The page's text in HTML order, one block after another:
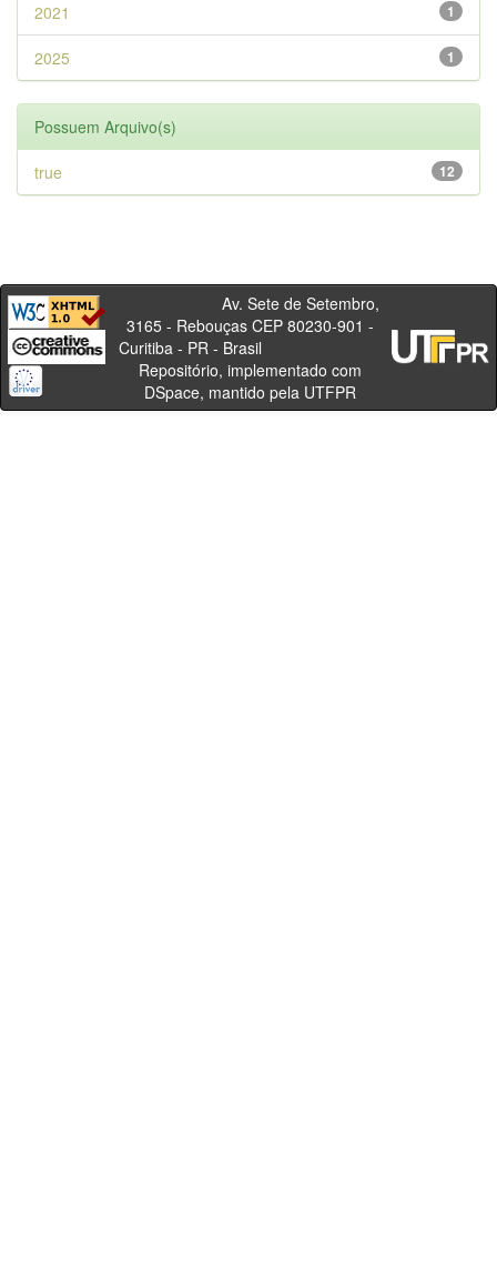
1
2021
1
2025
Possuem Arquivo(s)
12
true
Av. Sete de Setembro,
3165 - Rebouças CEP 80230-901 -
Curitiba - PR - Brasil
Repositório, implementado com
DSpace, mantido pela UTFPR